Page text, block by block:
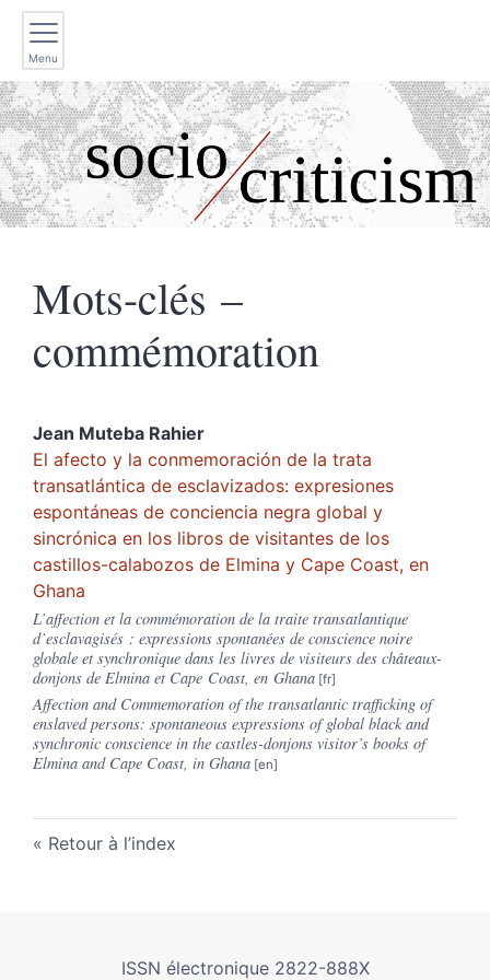
Menu
Mots-clés –
commémoration
Jean Muteba Rahier
El afecto y la conmemoración de la trata
transatlántica de esclavizados: expresiones
espontáneas de conciencia negra global y
sincrónica en los libros de visitantes de los
castillos-calabozos de Elmina y Cape Coast, en
Ghana
L’affection et la commémoration de la traite transatlantique
d’esclavagisés : expressions spontanées de conscience noire
globale et synchronique dans les livres de visiteurs des châteaux-
donjons de Elmina et Cape Coast, en Ghana
Affection and Commemoration of the transatlantic trafficking of
enslaved persons: spontaneous expressions of global black and
synchronic conscience in the castles-donjons visitor’s books of
Elmina and Cape Coast, in Ghana
Retour à l’index
ISSN électronique 2822-888X